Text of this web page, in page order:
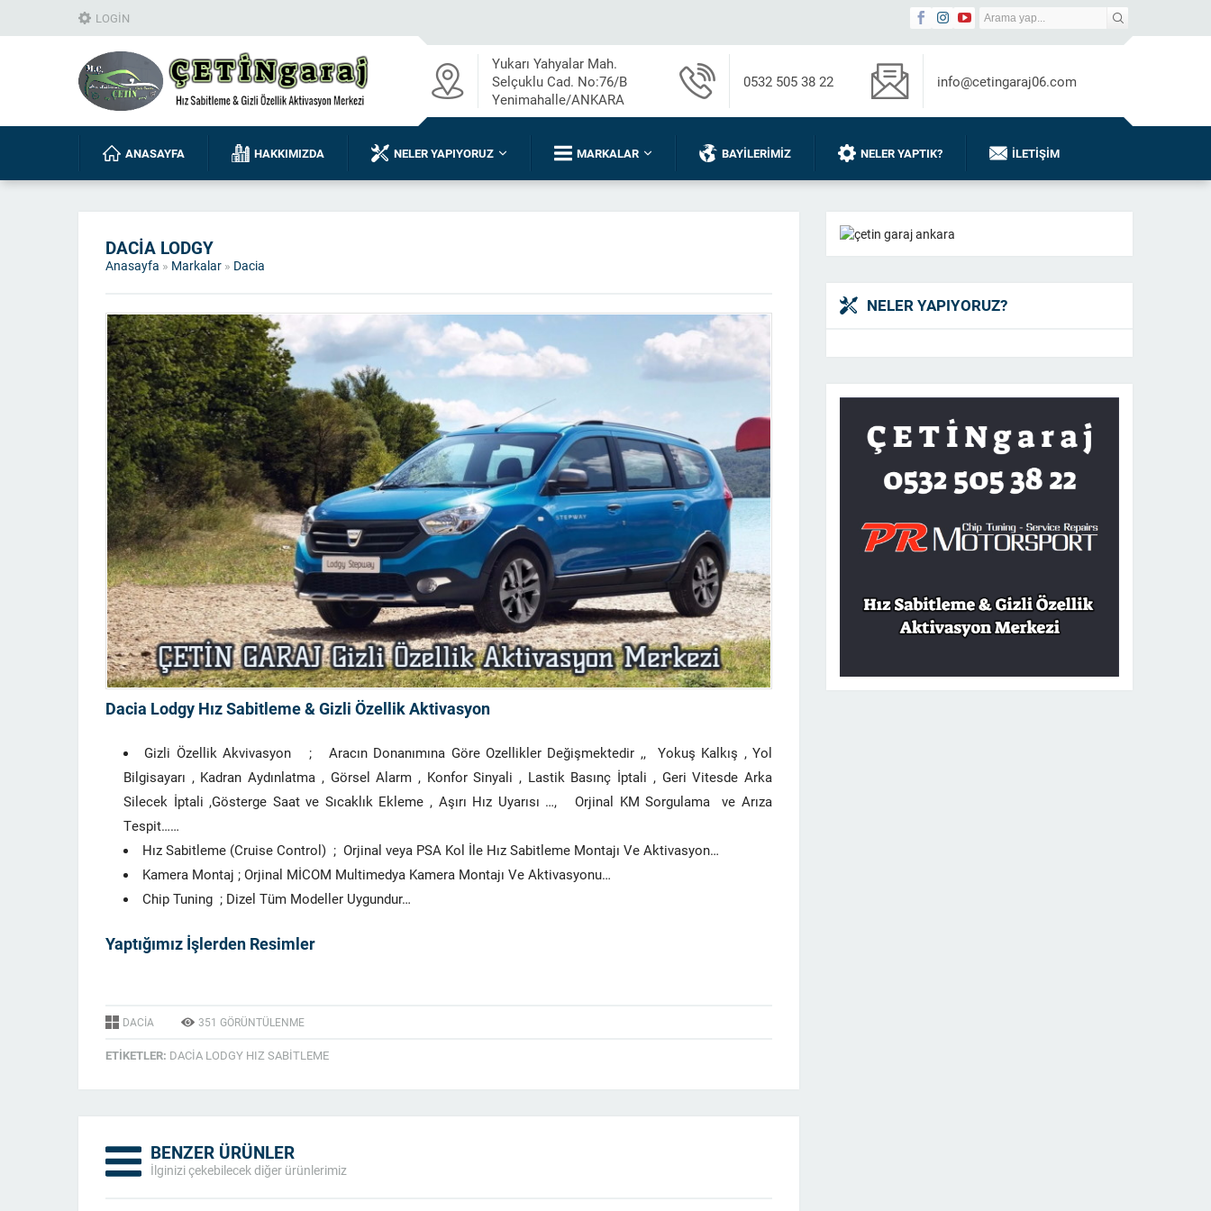
LOGIN
Yukarı Yahyalar Mah.
Selçuklu Cad. No:76/B
Yenimahalle/ANKARA
0532 505 38 22 info@cetingaraj06.com
ANASAYFA HAKKIMIZDA NELER YAPIYORUZ MARKALAR BAYILERIMIZ NELER YAPTIK? İLETIŞIM
DACIA LODGY
Anasayfa » Markalar » Dacia
Dacia Lodgy Hız Sabitleme & Gizli Özellik Aktivasyon
Gizli Özellik Akvivasyon ; Aracın Donanımına Göre Ozellikler Değişmektedir ,, Yokuş Kalkış , Yol
Bilgisayarı , Kadran Aydınlatma , Görsel Alarm , Konfor Sinyali , Lastik Basınç İptali , Geri Vitesde Arka
Silecek İptali ,Gösterge Saat ve Sıcaklık Ekleme , Aşırı Hız Uyarısı …, Orjinal KM Sorgulama ve Arıza
Tespit……
Hız Sabitleme (Cruise Control) ; Orjinal veya PSA Kol İle Hız Sabitleme Montajı Ve Aktivasyon…
Kamera Montaj ; Orjinal MİCOM Multimedya Kamera Montajı Ve Aktivasyonu…
Chip Tuning ; Dizel Tüm Modeller Uygundur…
Yaptığımız İşlerden Resimler
DACIA 351 GÖRÜNTÜLENME
ETIKETLER: DACIA LODGY HIZ SABITLEME
BENZER ÜRÜNLER
İlginizi çekebilecek diğer ürünlerimiz
NELER YAPIYORUZ?